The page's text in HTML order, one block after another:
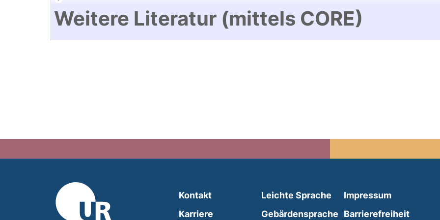
Weitere Literatur (mittels CORE)
Kontakt
Karriere
Leichte Sprache (external link, opens in a
Gebärdensprache (external link, opens in
Impressum
Barrierefreiheit